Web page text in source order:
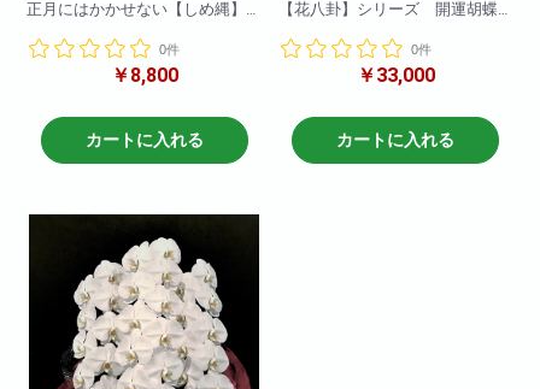
正月にはかかせない【しめ縄】
是非ご注文下さいませ。
※販売受注開始は11月からになり
ます。
11月15日までにご予約頂ければ
商品サイズ
高さ 65cm
横 85cm
0件
￥8,800
カートに入れる
【花八卦】シリーズ 開運胡蝶
風水メンター監修 大変縁起の
いい胡蝶蘭となります!
の金粉などを施した見た目も豪
華な商品です!
0件
￥33,000
カートに入れる